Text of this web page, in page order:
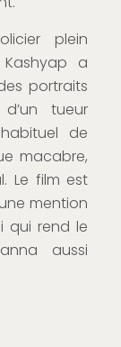
plein
a
portraits
tueur
de
macabre,
Le film est
mention
qui rend le
aussi